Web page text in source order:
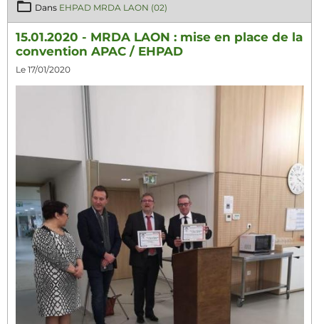
Dans EHPAD MRDA LAON (02)
15.01.2020 - MRDA LAON : mise en place de la
convention APAC / EHPAD
Le 17/01/2020